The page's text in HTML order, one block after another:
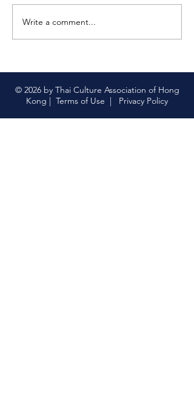
【限量版泰國上網卡｜中
國聯通 x 香港泰國文化協
Write a comment...
© 2026 by Thai Culture Association of Hong
Kong | Terms of Use | Privacy Policy